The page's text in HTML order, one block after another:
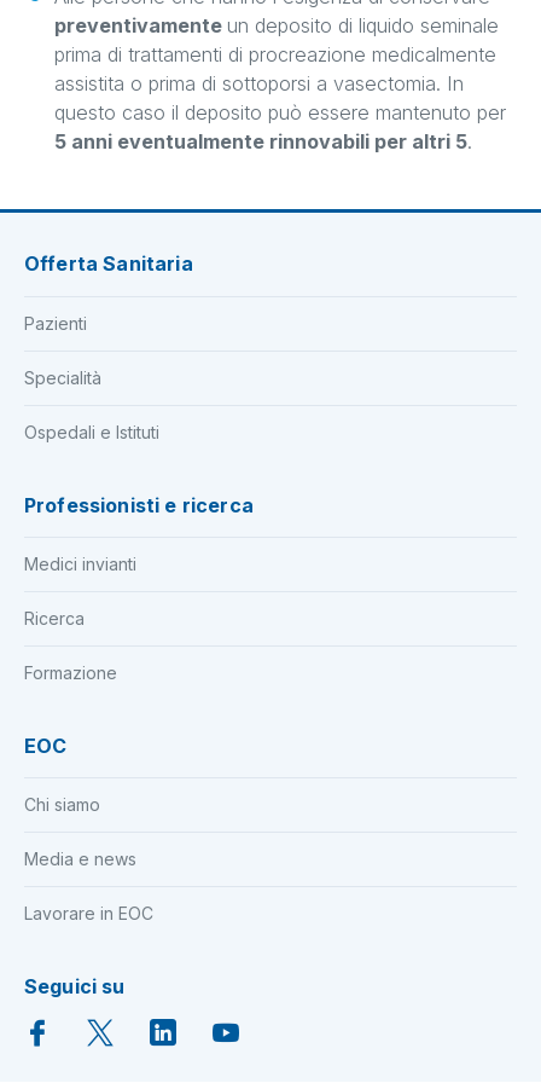
preventivamente un deposito di liquido seminale
prima di trattamenti di procreazione medicalmente
assistita o prima di sottoporsi a vasectomia. In
questo caso il deposito può essere mantenuto per
5 anni eventualmente rinnovabili per altri 5.
Offerta Sanitaria
Pazienti
Specialità
Ospedali e Istituti
Professionisti e ricerca
Medici invianti
Ricerca
Formazione
EOC
Chi siamo
Media e news
Lavorare in EOC
Seguici su